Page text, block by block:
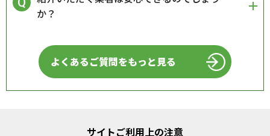
か？
よくあるご質問をもっと見る
サイトご利用上の注意